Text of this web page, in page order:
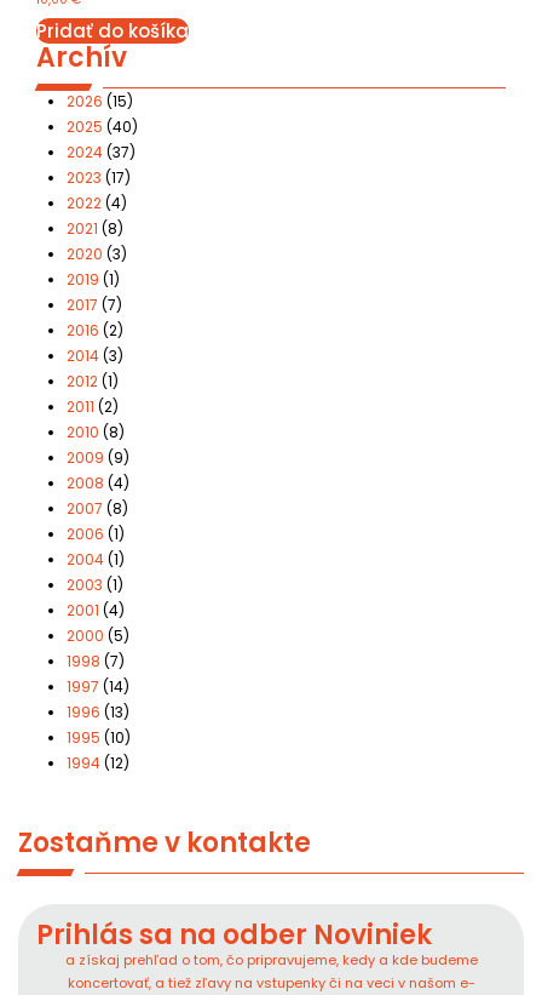
Pridať do košíka
Archív
2026 (15)
2025 (40)
2024(37)
2023 (17)
2022(4)
2021 (8)
2020 (3)
2019 (1)
2017 (7)
2016 (2)
2014(3)
2012(1)
2011 (2)
2010 (8)
2009 (9)
2008 (4)
2007 (8)
2006 (1)
2004(1)
2003 (1)
2001 (4)
2000 (5)
1998 (7)
1997 (14)
1996 (13)
1995 (10)
1994(12)
Zostaňme v kontakte
Prihlás sa na odber Noviniek
a získaj prehľad o tom, čo pripravujeme, kedy a kde budeme
koncertovať, a tiež zľavy na vstupenky či na veci v našom e-